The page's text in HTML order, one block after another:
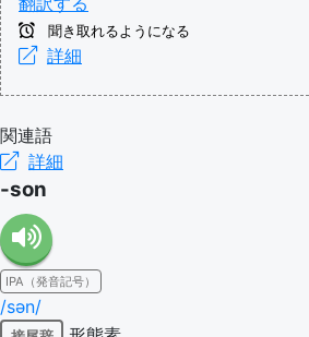
聞き取れるようになる
詳細
関連語
詳細
-son
IPA（発音記号）
/sən/